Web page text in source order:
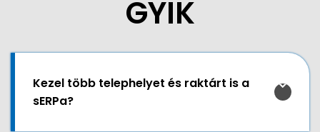
GYIK
Kezel több telephelyet és raktárt is a
sERPa?